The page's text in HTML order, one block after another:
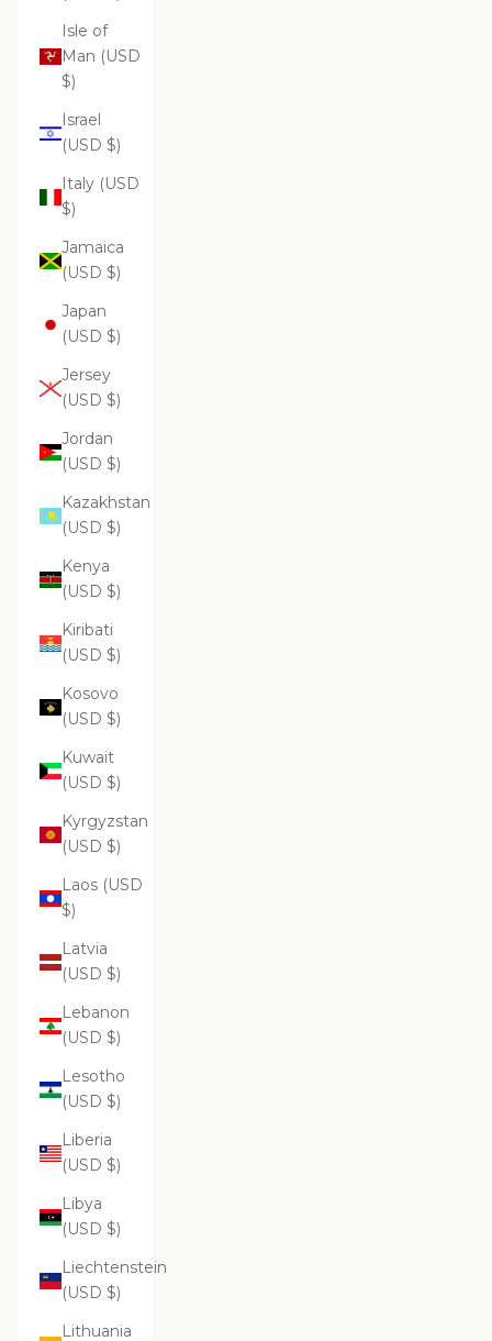
Isle of
Man (USD
$)
Israel
(USD $)
Italy (USD
$)
Jamaica
(USD $)
Japan
(USD $)
Jersey
(USD $)
Jordan
(USD $)
Kazakhstan
(USD $)
Kenya
(USD $)
Kiribati
(USD $)
Kosovo
(USD $)
Kuwait
(USD $)
Kyrgyzstan
(USD $)
Laos (USD
$)
Latvia
(USD $)
Lebanon
(USD $)
Lesotho
(USD $)
Liberia
(USD $)
Libya
(USD $)
Liechtenstein
(USD $)
Lithuania